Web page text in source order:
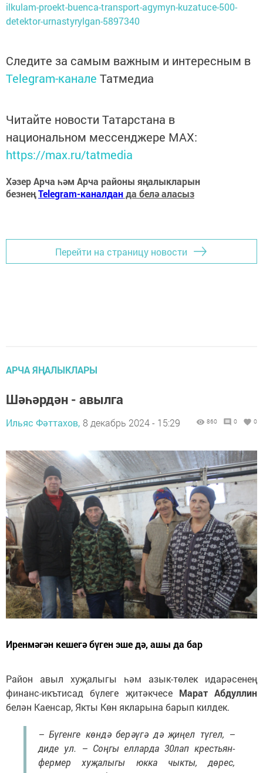
ilkulam-proekt-buenca-transport-agymyn-kuzatuce-500-
detektor-urnastyrylgan-5897340
Следите за самым важным и интересным в
Telegram-канале Татмедиа
Читайте новости Татарстана в
национальном мессенджере MАХ:
https://max.ru/tatmedia
Хәзер Арча һәм Арча районы яңалыкларын
безнеңTelegram-каналданда белә аласыз
Перейти на страницу новости
АРЧА ЯҢАЛЫКЛАРЫ
Шәһәрдән - авылга
Ильяс Фәттахов, 8 декабрь 2024 - 15:29 860 0 0
Иренмәгән кешегә бүген эше дә, ашы да бар
Район авыл хуҗалыгы һәм азык-төлек идарәсенең
финанс-икътисад бүлеге җитәкчесе Марат Абдуллин
белән Каенсар, Якты Көн якларына барып килдек.
– Бүгенге көндә берәүгә дә җиңел түгел, –
диде ул. – Соңгы елларда 30лап крестьян-
фермер хуҗалыгы юкка чыкты, дөрес,